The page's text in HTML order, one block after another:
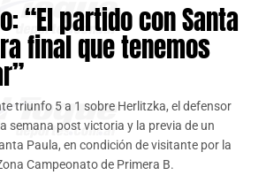
“El partido con Santa
final que tenemos
triunfo 5 a 1 sobre Herlitzka, el defensor
semana post victoria y la previa de un
Paula, en condición de visitante por la
Campeonato de Primera B.